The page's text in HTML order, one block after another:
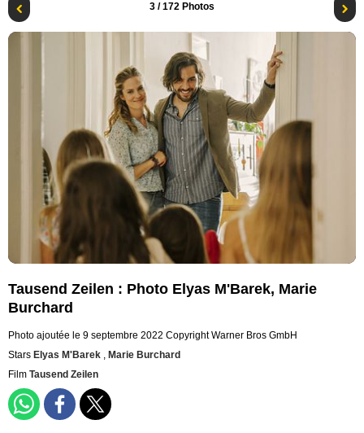
3 / 172 Photos
Tausend Zeilen : Photo Elyas M'Barek, Marie
Burchard
Photo ajoutée le 9 septembre 2022 Copyright Warner Bros GmbH
Stars Elyas M'Barek , Marie Burchard
Film Tausend Zeilen